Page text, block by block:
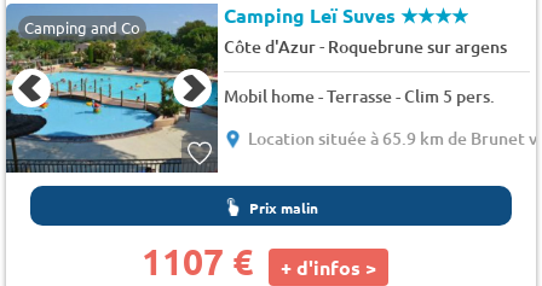
Camping and Co Camping Leï Suves★★★★
Côte d'Azur- Roquebrune sur argens
Mobil home - Terrasse - Clim 5 pers.
Location située à 65.9 km de Brunet
Prix malin
1107 € + d'infos >